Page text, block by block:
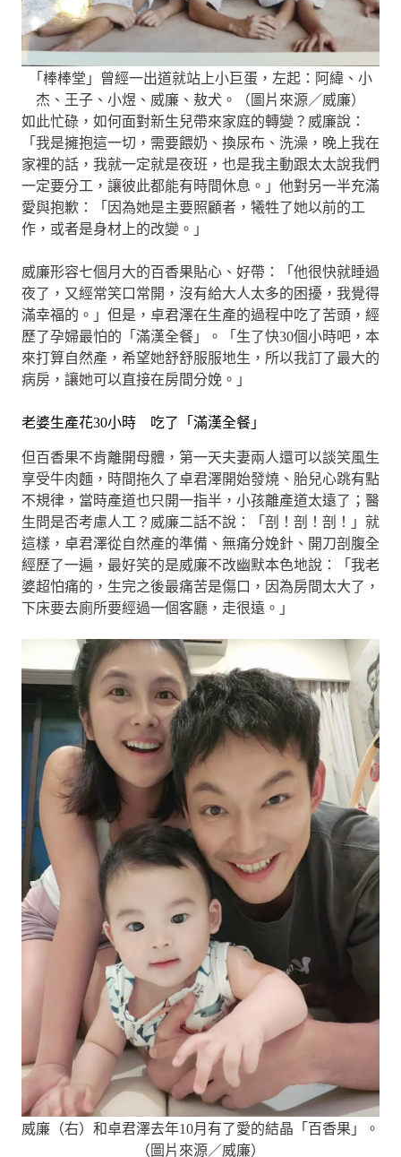
「棒棒堂」曾經一出道就站上小巨蛋，左起：阿緯、小
杰、王子、小煜、威廉、敖犬。（圖片來源／威廉）
如此忙碌，如何面對新生兒帶來家庭的轉變？威廉說：
「我是擁抱這一切，需要餵奶、換尿布、洗澡，晚上我在
家裡的話，我就一定就是夜班，也是我主動跟太太說我們
一定要分工，讓彼此都能有時間休息。」他對另一半充滿
愛與抱歉：「因為她是主要照顧者，犧牲了她以前的工
作，或者是身材上的改變。」
威廉形容七個月大的百香果貼心、好帶：「他很快就睡過
夜了，又經常笑口常開，沒有給大人太多的困擾，我覺得
滿幸福的。」但是，卓君澤在生產的過程中吃了苦頭，經
歷了孕婦最怕的「滿漢全餐」。「生了快30個小時吧，本
來打算自然產，希望她舒舒服服地生，所以我訂了最大的
病房，讓她可以直接在房間分娩。」
老婆生產花30小時 吃了「滿漢全餐」
但百香果不肯離開母體，第一天夫妻兩人還可以談笑風生
享受牛肉麵，時間拖久了卓君澤開始發燒、胎兒心跳有點
不規律，當時產道也只開一指半，小孩離產道太遠了；醫
生問是否考慮人工？威廉二話不說：「剖！剖！剖！」就
這樣，卓君澤從自然產的準備、無痛分娩針、開刀剖腹全
經歷了一遍，最好笑的是威廉不改幽默本色地說：「我老
婆超怕痛的，生完之後最痛苦是傷口，因為房間太大了，
下床要去廁所要經過一個客廳，走很遠。」
威廉（右）和卓君澤去年10月有了愛的結晶「百香果」。
（圖片來源／威廉）